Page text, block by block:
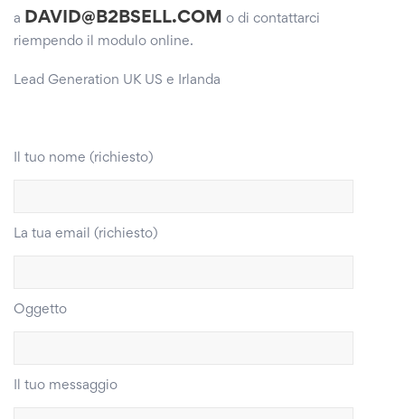
a DAVID@B2BSELL.COM o di contattarci
riempendo il modulo online.
Lead Generation UK US e Irlanda
Il tuo nome (richiesto)
La tua email (richiesto)
Oggetto
Il tuo messaggio